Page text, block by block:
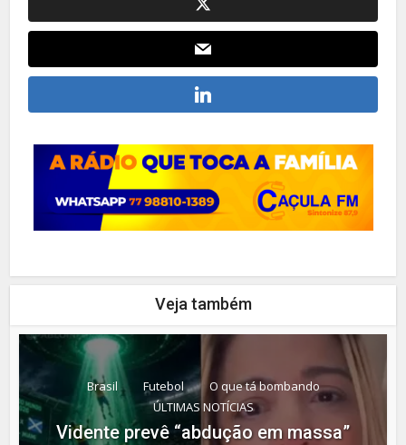
Veja também
Brasil Futebol
O que tá bombando
ÚLTIMAS NOTÍCIAS
Vidente prevê “abdução em massa”